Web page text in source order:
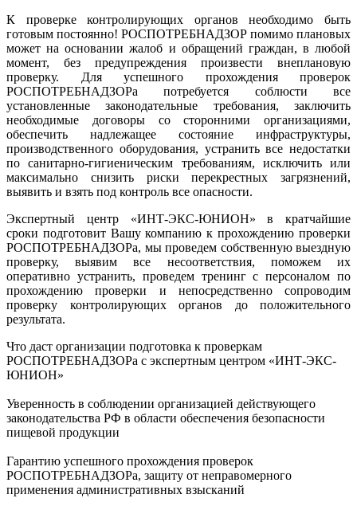
К проверке контролирующих органов необходимо быть
готовым постоянно! РОСПОТРЕБНАДЗОР помимо плановых
может на основании жалоб и обращений граждан, в любой
момент, без предупреждения произвести внеплановую
проверку. Для успешного прохождения проверок
РОСПОТРЕБНАДЗОРа потребуется соблюсти все
установленные законодательные требования, заключить
необходимые договоры со сторонними организациями,
обеспечить надлежащее состояние инфраструктуры,
производственного оборудования, устранить все недостатки
по санитарно-гигиеническим требованиям, исключить или
максимально снизить риски перекрестных загрязнений,
выявить и взять под контроль все опасности.
Экспертный центр «ИНТ-ЭКС-ЮНИОН» в кратчайшие
сроки подготовит Вашу компанию к прохождению проверки
РОСПОТРЕБНАДЗОРа, мы проведем собственную выездную
проверку, выявим все несоответствия, поможем их
оперативно устранить, проведем тренинг с персоналом по
прохождению проверки и непосредственно сопроводим
проверку контролирующих органов до положительного
результата.
Что даст организации подготовка к проверкам
РОСПОТРЕБНАДЗОРа с экспертным центром «ИНТ-ЭКС-
ЮНИОН»
Уверенность в соблюдении организацией действующего
законодательства РФ в области обеспечения безопасности
пищевой продукции
Гарантию успешного прохождения проверок
РОСПОТРЕБНАДЗОРа, защиту от неправомерного
применения административных взысканий